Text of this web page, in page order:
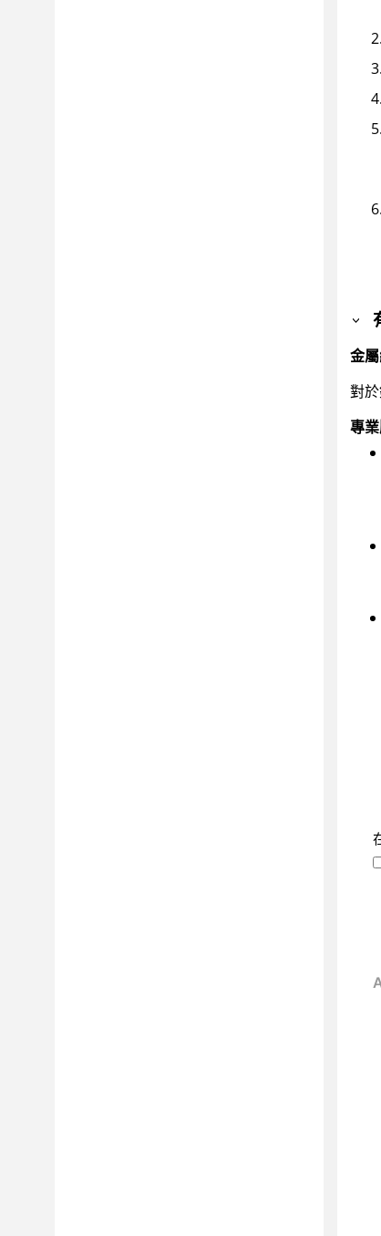
金
對
專